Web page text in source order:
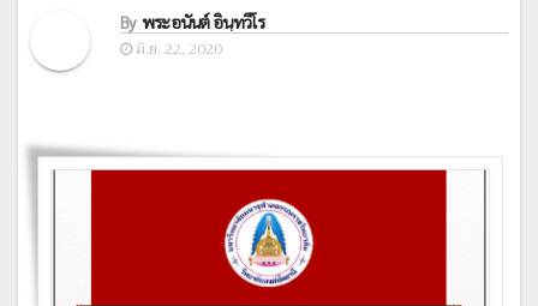
By พระอนันต์ อินฺทวีโร
มิ.ย. 22, 2020